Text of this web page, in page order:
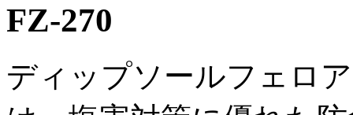
FZ-270
ディップソールフェロ